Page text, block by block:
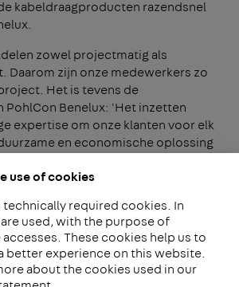
use of cookies
technically required cookies. In
used, with the purpose of
These cookies help us to
better experience on this website.
about the cookies used in our
kabeldraagproducten razendsnel
zowel projectmatig als
Daarom zijn onze medewerkers zo
Het is tevens de
PohlCon Benelux: 'Het inzetten
expertise om onze klanten voor elk
en economische oplossing